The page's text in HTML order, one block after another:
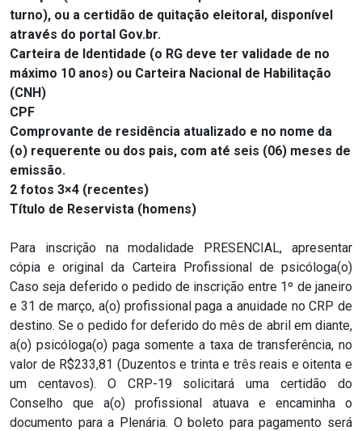
turno), ou a certidão de quitação eleitoral, disponível
através do portal Gov.br.
Carteira de Identidade (o RG deve ter validade de no
máximo 10 anos) ou Carteira Nacional de Habilitação
(CNH)
CPF
Comprovante de residência atualizado e no nome da
(o) requerente ou dos pais, com até seis (06) meses de
emissão.
2 fotos 3×4 (recentes)
Título de Reservista (homens)
Para inscrição na modalidade PRESENCIAL, apresentar
cópia e original da Carteira Profissional de psicóloga(o)
Caso seja deferido o pedido de inscrição entre 1º de janeiro
e 31 de março, a(o) profissional paga a anuidade no CRP de
destino. Se o pedido for deferido do mês de abril em diante,
a(o) psicóloga(o) paga somente a taxa de transferência, no
valor de R$233,81 (Duzentos e trinta e três reais e oitenta e
um centavos). O CRP-19 solicitará uma certidão do
Conselho que a(o) profissional atuava e encaminha o
documento para a Plenária. O boleto para pagamento será